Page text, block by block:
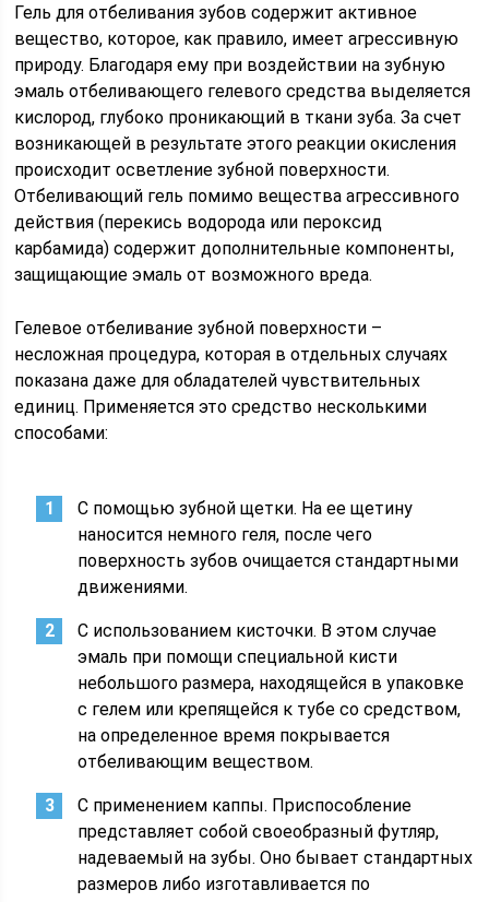
Гель для отбеливания зубов содержит активное
вещество, которое, как правило, имеет агрессивную
природу. Благодаря ему при воздействии на зубную
эмаль отбеливающего гелевого средства выделяется
кислород, глубоко проникающий в ткани зуба. За счет
возникающей в результате этого реакции окисления
происходит осветление зубной поверхности.
Отбеливающий гель помимо вещества агрессивного
действия (перекись водорода или пероксид
карбамида) содержит дополнительные компоненты,
защищающие эмаль от возможного вреда.
Гелевое отбеливание зубной поверхности –
несложная процедура, которая в отдельных случаях
показана даже для обладателей чувствительных
единиц. Применяется это средство несколькими
способами:
С помощью зубной щетки. На ее щетину
наносится немного геля, после чего
поверхность зубов очищается стандартными
движениями.
С использованием кисточки. В этом случае
эмаль при помощи специальной кисти
небольшого размера, находящейся в упаковке
с гелем или крепящейся к тубе со средством,
на определенное время покрывается
отбеливающим веществом.
С применением каппы. Приспособление
представляет собой своеобразный футляр,
надеваемый на зубы. Оно бывает стандартных
размеров либо изготавливается по